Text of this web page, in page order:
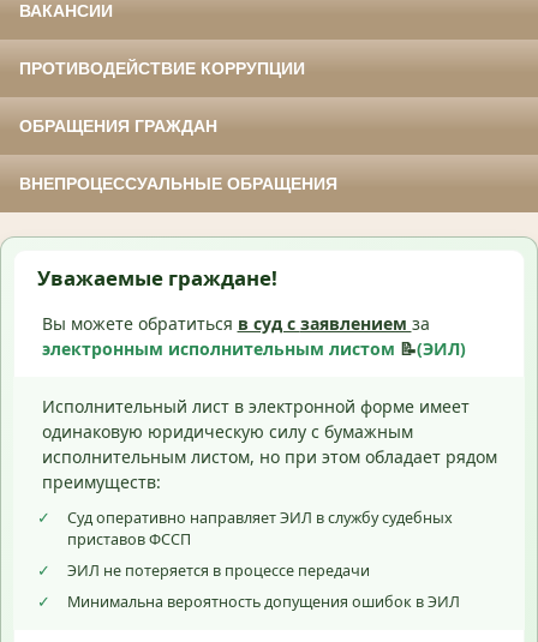
ВАКАНСИИ
ПРОТИВОДЕЙСТВИЕ КОРРУПЦИИ
ОБРАЩЕНИЯ ГРАЖДАН
ВНЕПРОЦЕССУАЛЬНЫЕ ОБРАЩЕНИЯ
Уважаемые граждане!
Вы можете обратиться в суд с заявлением за
электронным исполнительным листом 📝(ЭИЛ)
Исполнительный лист в электронной форме имеет
одинаковую юридическую силу с бумажным
исполнительным листом, но при этом обладает рядом
преимуществ:
✓
Суд оперативно направляет ЭИЛ в службу судебных
приставов ФССП
✓
ЭИЛ не потеряется в процессе передачи
✓
Минимальна вероятность допущения ошибок в ЭИЛ